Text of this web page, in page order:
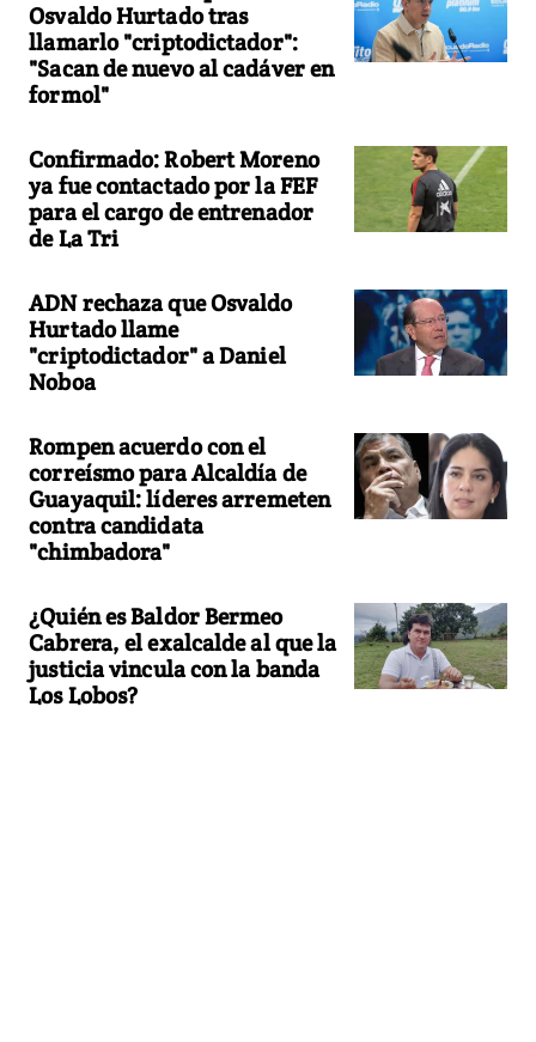
Osvaldo Hurtado tras
llamarlo "criptodictador":
"Sacan de nuevo al cadáver en
formol"
Confirmado: Robert Moreno
ya fue contactado por la FEF
para el cargo de entrenador
de La Tri
ADN rechaza que Osvaldo
Hurtado llame
"criptodictador" a Daniel
Noboa
Rompen acuerdo con el
correísmo para Alcaldía de
Guayaquil: líderes arremeten
contra candidata
"chimbadora"
¿Quién es Baldor Bermeo
Cabrera, el exalcalde al que la
justicia vincula con la banda
Los Lobos?